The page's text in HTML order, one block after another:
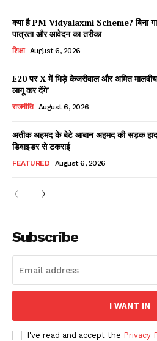
Facebook
X WhatsApp
Read Latest
क्या है PM Vidyalaxmi Scheme? बिना
पात्रता और आवेदन का तरीका
शिक्षा August 6, 2026
E20 पर X में भिड़े केजरीवाल और अमित
लागू कर देंगे’
राजनीति August 6, 2026
अतीक अहमद के बेटे आबान अहमद की सड़क
डिवाइडर से टकराई
FEATURED August 6, 2026
Subscribe
I WANT IN
I've read and accept the Privacy